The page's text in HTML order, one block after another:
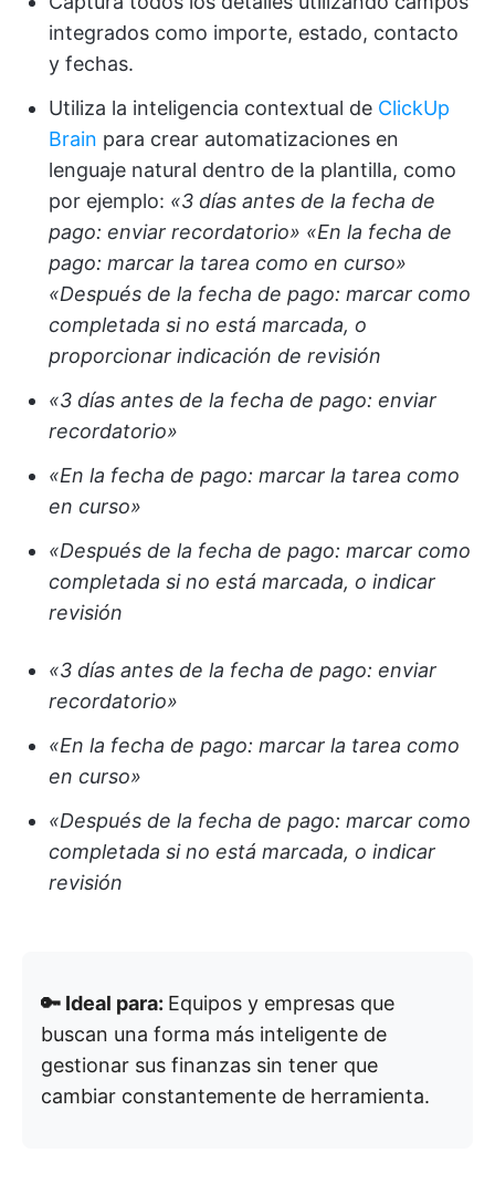
integrados como importe, estado, contacto
y fechas.
Utiliza la inteligencia contextual de ClickUp
Brain para crear automatizaciones en
lenguaje natural dentro de la plantilla, como
por ejemplo: «3 días antes de la fecha de
pago: enviar recordatorio» «En la fecha de
pago: marcar la tarea como en curso»
«Después de la fecha de pago: marcar como
completada si no está marcada, o
proporcionar indicación de revisión
«3 días antes de la fecha de pago: enviar
recordatorio»
«En la fecha de pago: marcar la tarea como
en curso»
«Después de la fecha de pago: marcar como
completada si no está marcada, o indicar
revisión
«3 días antes de la fecha de pago: enviar
recordatorio»
«En la fecha de pago: marcar la tarea como
en curso»
«Después de la fecha de pago: marcar como
completada si no está marcada, o indicar
revisión
🔑 Ideal para: Equipos y empresas que
buscan una forma más inteligente de
gestionar sus finanzas sin tener que
cambiar constantemente de herramienta.